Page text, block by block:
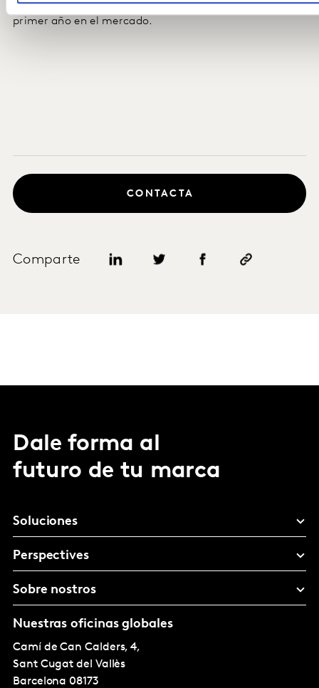
lanzamientos globales logran este resultado en su
primer año en el mercado.
Comparte
CONTACTA
Dale forma al
futuro de tu marca
Soluciones
Perspectives
Sobre nostros
Nuestras oficinas globales
Camí de Can Calders, 4,
Sant Cugat del Vallès
Barcelona 08173